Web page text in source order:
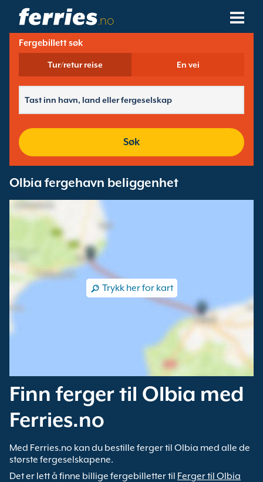
.no
Fergeselskaper
Ferge Destinasjoner
Fergehavner
Fergebillett søk
Tur/retur reise En vei
Søk
Olbia fergehavn beliggenhet
Trykk her for kart
Finn ferger til Olbia med
Ferries.no
Med Ferries.no kan du bestille ferger til Olbia med alle de
største fergeselskapene.
Det er lett å finne billige fergebilletter til Ferger til Olbia